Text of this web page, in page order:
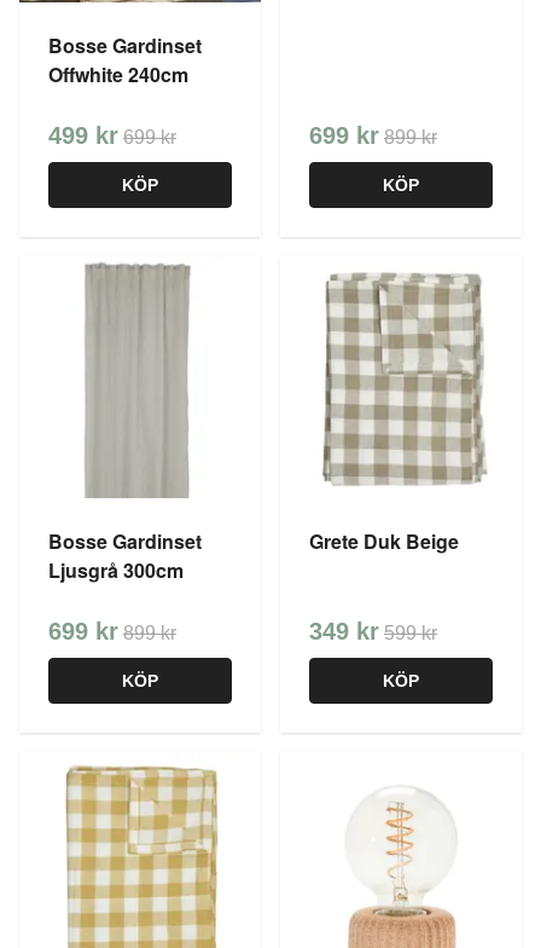
Bosse Gardinset
Offwhite 240cm
499 kr 699 kr
KÖP
699 kr 899 kr
KÖP
Bosse Gardinset
Ljusgrå 300cm
699 kr 899 kr
KÖP
Grete Duk Beige
349 kr 599 kr
KÖP